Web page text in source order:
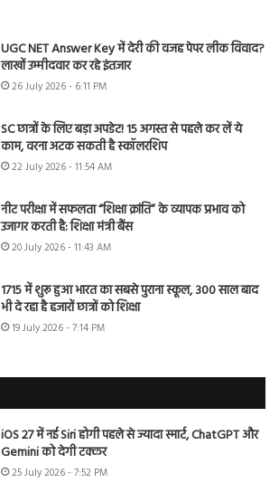
UGC NET Answer Key में देरी की वजह पेपर लीक विवाद?
लाखों उम्मीदवार कर रहे इंतजार
26 July 2026 - 6:11 PM
SC छात्रों के लिए बड़ा अपडेट! 15 अगस्त से पहले कर लें ये
काम, वरना अटक सकती है स्कॉलरशिप
22 July 2026 - 11:54 AM
नीट परीक्षा में सफलता “शिक्षा क्रांति” के व्यापक प्रभाव को
उजागर करती है: शिक्षा मंत्री बैंस
20 July 2026 - 11:43 AM
1715 में शुरू हुआ भारत का सबसे पुराना स्कूल, 300 साल बाद
भी दे रहा है हजारों छात्रों को शिक्षा
19 July 2026 - 7:14 PM
iOS 27 में नई Siri होगी पहले से ज्यादा स्मार्ट, ChatGPT और
Gemini को देगी टक्कर
25 July 2026 - 7:52 PM